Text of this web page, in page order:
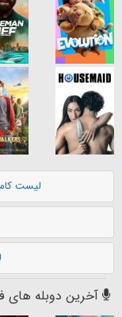
لیست
آخرین دوبله های